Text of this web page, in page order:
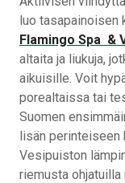
luo tasapainoisen
Flamingo Spa &
altaita ja liukuja,
aikuisille. Voit
porealtaissa tai
Suomen
lisän perinteiseen
Vesipuiston
riemusta ohjatuilla